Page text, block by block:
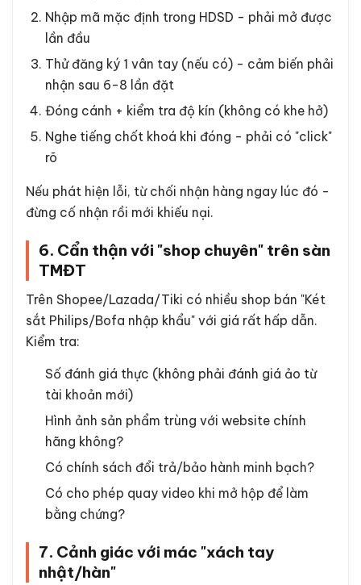
Nhập mã mặc định trong HDSD - phải mở được
lần đầu
Thử đăng ký 1 vân tay (nếu có) - cảm biến phải
nhận sau 6-8 lần đặt
Đóng cánh + kiểm tra độ kín (không có khe hở)
Nghe tiếng chốt khoá khi đóng - phải có "click"
rõ
Nếu phát hiện lỗi, từ chối nhận hàng ngay lúc đó -
đừng cố nhận rồi mới khiếu nại.
6. Cẩn thận với "shop chuyên" trên sàn
TMĐT
Trên Shopee/Lazada/Tiki có nhiều shop bán "Két
sắt Philips/Bofa nhập khẩu" với giá rất hấp dẫn.
Kiểm tra:
Số đánh giá thực (không phải đánh giá ảo từ
tài khoản mới)
Hình ảnh sản phẩm trùng với website chính
hãng không?
Có chính sách đổi trả/bảo hành minh bạch?
Có cho phép quay video khi mở hộp để làm
bằng chứng?
7. Cảnh giác với mác "xách tay
nhật/hàn"